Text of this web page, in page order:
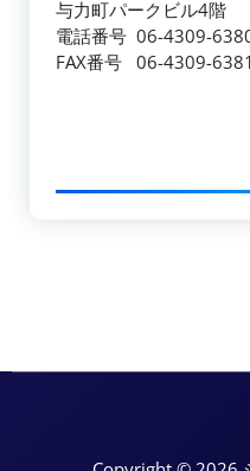
与力町パークビル4階
電話番号 06-4309-
FAX番号 06-4309-6381